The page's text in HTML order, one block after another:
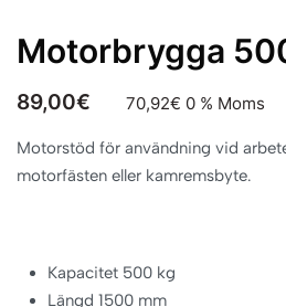
Motorbrygga
89,00€ 70,92€ 0 % Moms
Motorstöd för användning vid
motorfästen eller kamremsbyte.
Kapacitet 500 kg
Längd 1500 mm